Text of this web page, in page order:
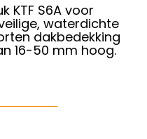
KTF S6A voor
waterdichte
dakbedekking
16-50 mm hoog.